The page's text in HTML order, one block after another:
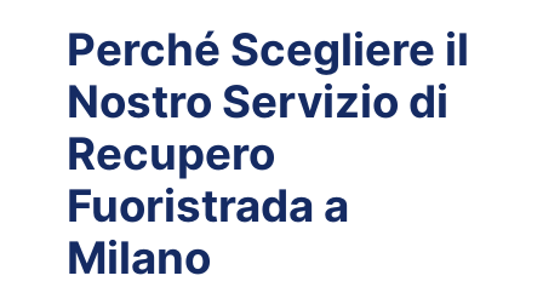
Perché Scegliere il
Nostro Servizio di
Recupero
Fuoristrada a
Milano